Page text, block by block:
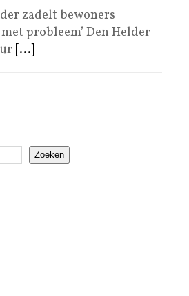
zadelt bewoners
probleem’ Den Helder –
[...]
Zoeken